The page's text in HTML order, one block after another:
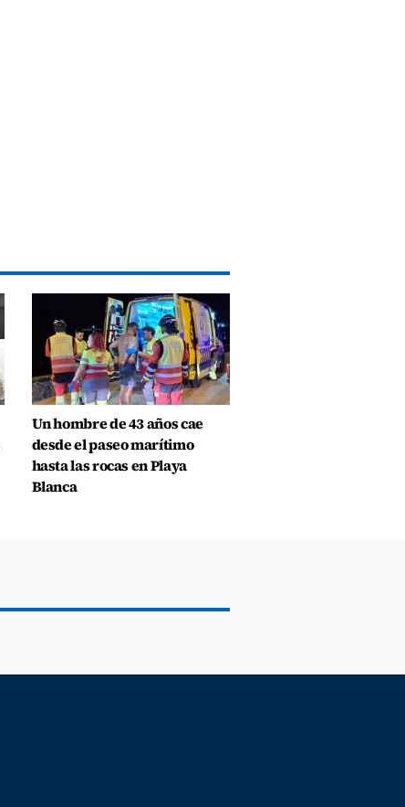
Un hombre de 43 años cae
desde el paseo marítimo
hasta las rocas en Playa
Blanca